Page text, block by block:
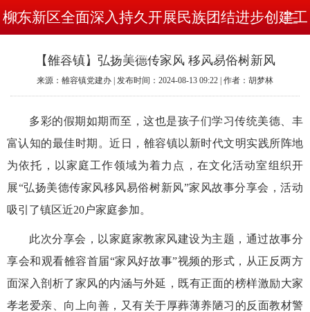
柳东新区全面深入持久开展民族团结进步创建工
作铸牢中华民族共同体意识专栏
【雒容镇】弘扬美德传家风 移风易俗树新风
来源：雒容镇党建办 | 发布时间：2024-08-13 09:22 | 作者：胡梦林
多彩的假期如期而至，这也是孩子们学习传统美德、丰
富认知的最佳时期。近日，雒容镇以新时代文明实践所阵地
为依托，以家庭工作领域为着力点，在文化活动室组织开
展“弘扬美德传家风移风易俗树新风”家风故事分享会，活动
吸引了镇区近20户家庭参加。
此次分享会，以家庭家教家风建设为主题，通过故事分
享会和观看雒容首届“家风好故事”视频的形式，从正反两方
面深入剖析了家风的内涵与外延，既有正面的榜样激励大家
孝老爱亲、向上向善，又有关于厚葬薄养陋习的反面教材警